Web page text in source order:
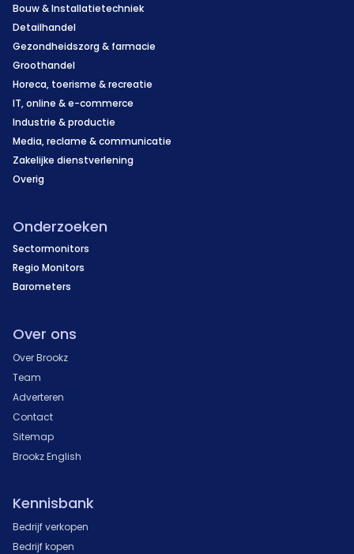
Bouw & Installatietechniek
Detailhandel
Gezondheidszorg & farmacie
Groothandel
Horeca, toerisme & recreatie
IT, online & e-commerce
Industrie & productie
Media, reclame & communicatie
Zakelijke dienstverlening
Overig
Onderzoeken
Sectormonitors
Regio Monitors
Barometers
Over ons
Over Brookz
Team
Adverteren
Contact
Sitemap
Brookz English
Kennisbank
Bedrijf verkopen
Bedrijf kopen